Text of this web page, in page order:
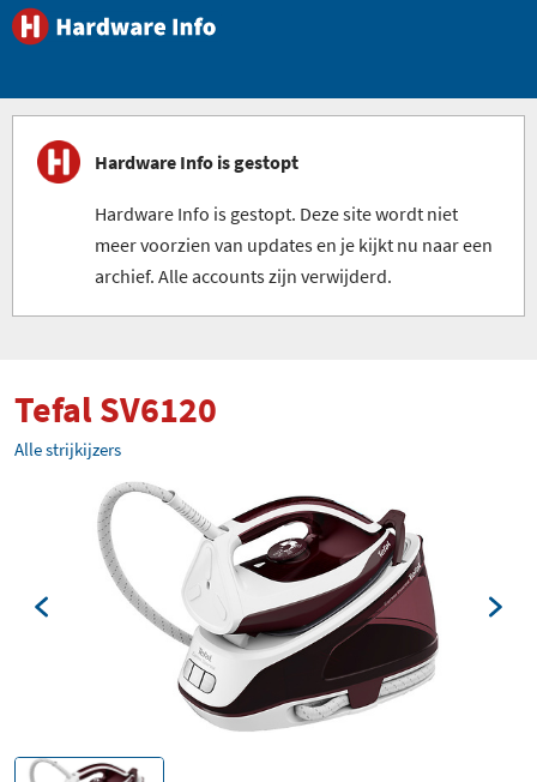
Hardware Info is gestopt
Hardware Info is gestopt. Deze site wordt niet
meer voorzien van updates en je kijkt nu naar een
archief. Alle accounts zijn verwijderd.
Tefal SV6120
Alle strijkijzers